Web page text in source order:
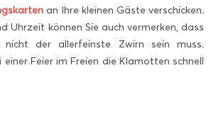
an Ihre kleinen Gäste verschicken.
Uhrzeit können Sie auch vermerken, dass
der allerfeinste Zwirn sein muss.
einer Feier im Freien die Klamotten schnell